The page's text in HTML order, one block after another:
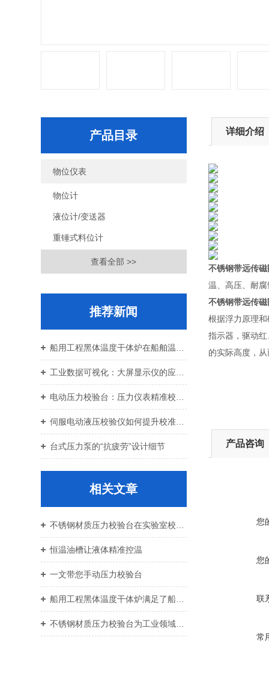
产品目录
物位仪表
物位计
液位计/变送器
重锤式料位计
查看全部 >>
推荐新闻
伺服电动液压校验仪如何提升校准效率与重复性
台式压力泵的“抗疲劳”设计细节
相关文章
恒温油槽让液体精准控温
一文带您手动压力校验台
船用工程黑体温度干体炉满足了船舶工程对于热能的需求
不锈钢材质压力校验台为工业领域提供了重要支持
详细介绍
不锈钢带远传
温、高压、耐
不锈钢带远传
根据浮力原理
指示器，驱动
的实际高度，
产品咨询
您
您
联
常